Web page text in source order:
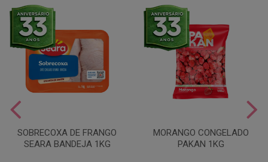
SOBRECOXA DE FRANGO
SEARA BANDEJA 1KG
MORANGO CONGELADO
PAKAN 1KG